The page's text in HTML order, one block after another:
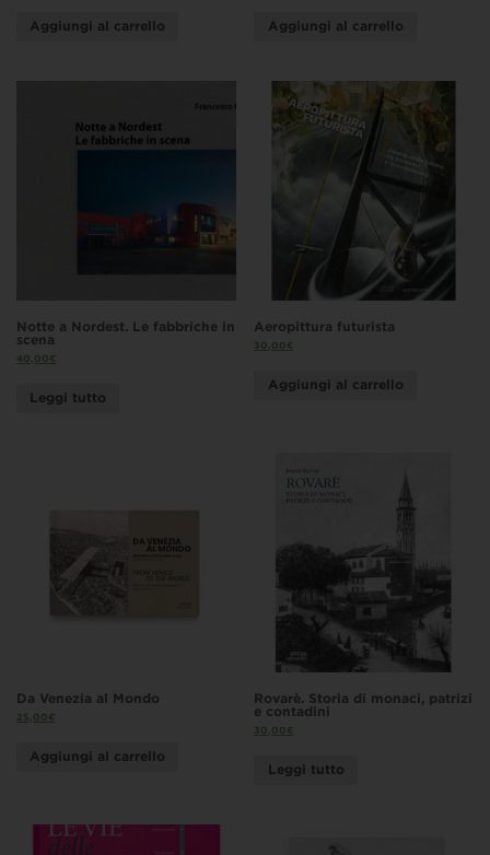
Aggiungi al carrello Aggiungi al carrello
Notte a Nordest. Le fabbriche in
scena
40,00€
Leggi tutto
Aeropittura futurista
30,00€
Aggiungi al carrello
Da Venezia al Mondo
25,00€
Aggiungi al carrello
Rovarè. Storia di monaci, patrizi
e contadini
30,00€
Leggi tutto